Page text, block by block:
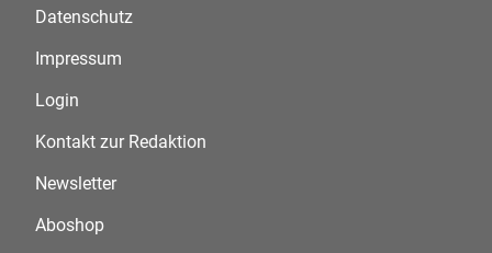
Datenschutz
Impressum
Login
Kontakt zur Redaktion
Newsletter
Aboshop